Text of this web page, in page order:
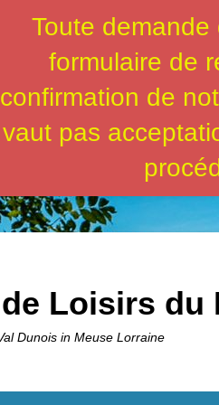
Loisirs du
Dunois in Meuse Lorraine
Toute demande
formulaire de
confirmation de
vaut pas